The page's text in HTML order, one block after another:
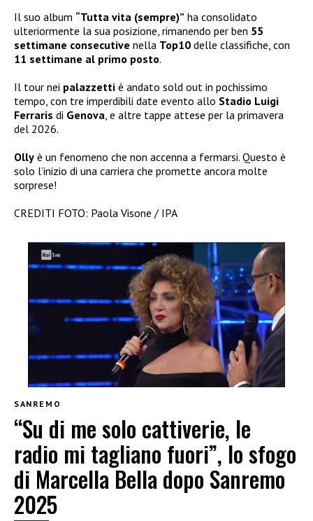
Il suo album “Tutta vita (sempre)” ha consolidato
ulteriormente la sua posizione, rimanendo per ben 55
settimane consecutive nella Top10 delle classifiche, con
11 settimane al primo posto.
Il tour nei palazzetti è andato sold out in pochissimo
tempo, con tre imperdibili date evento allo Stadio Luigi
Ferraris di Genova, e altre tappe attese per la primavera
del 2026.
Olly è un fenomeno che non accenna a fermarsi. Questo è
solo l’inizio di una carriera che promette ancora molte
sorprese!
CREDITI FOTO: Paola Visone / IPA
SANREMO
“Su di me solo cattiverie, le
radio mi tagliano fuori”, lo sfogo
di Marcella Bella dopo Sanremo
2025